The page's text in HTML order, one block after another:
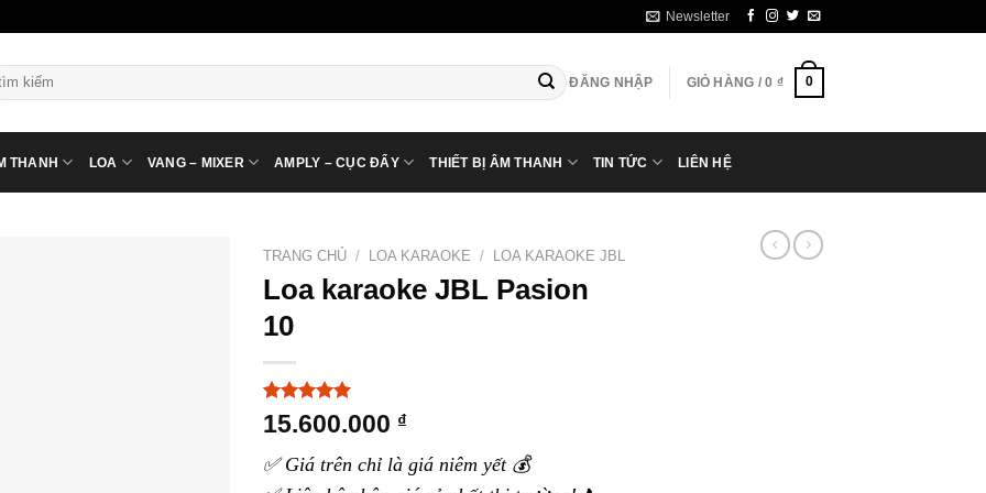
Newsletter
ĐĂNG NHẬP GIỎ HÀNG /0 ₫ 0
THANH LOA VANG – MIXER AMPLY – CỤC ĐẨY THIẾT BỊ ÂM THANH TIN TỨC LIÊN HỆ
TRANG CHỦ / LOA KARAOKE / LOA KARAOKE JBL
Loa karaoke JBL Pasion
10
5.00 trên 5
dựa trên
3
15.600.000 ₫
✅ Giá trên chỉ là giá niêm yết 💰